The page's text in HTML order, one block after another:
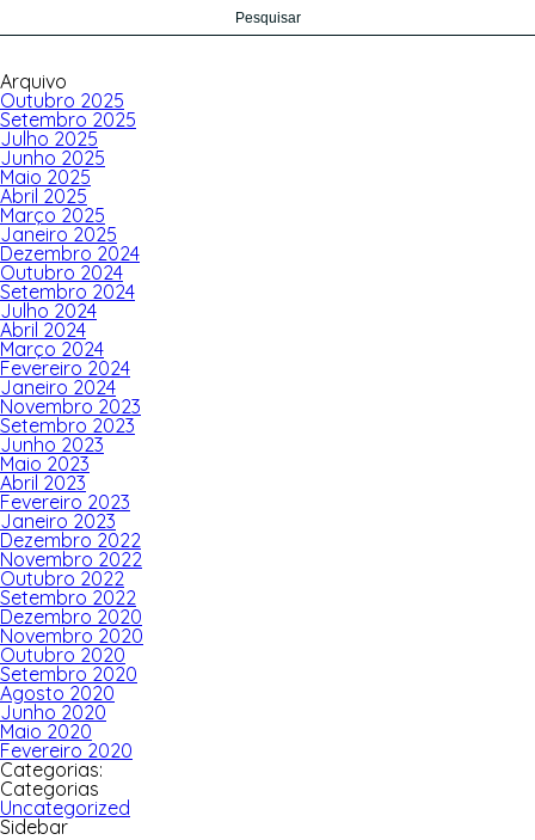
Arquivo
Outubro 2025
Setembro 2025
Julho 2025
Junho 2025
Maio 2025
Abril 2025
Março 2025
Janeiro 2025
Dezembro 2024
Outubro 2024
Setembro 2024
Julho 2024
Abril 2024
Março 2024
Fevereiro 2024
Janeiro 2024
Novembro 2023
Setembro 2023
Junho 2023
Maio 2023
Abril 2023
Fevereiro 2023
Janeiro 2023
Dezembro 2022
Novembro 2022
Outubro 2022
Setembro 2022
Dezembro 2020
Novembro 2020
Outubro 2020
Setembro 2020
Agosto 2020
Junho 2020
Maio 2020
Fevereiro 2020
Categorias:
Categorias
Uncategorized
Sidebar